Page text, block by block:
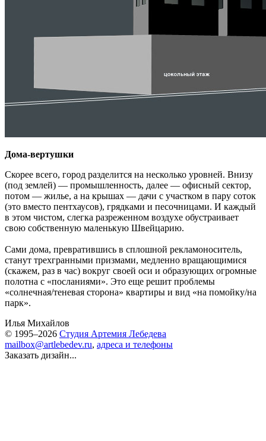
Дома-вертушки
Скорее всего, город разделится на несколько уровней. Внизу
(под землей) — промышленность, далее — офисный сектор,
потом — жилье, а на крышах — дачи с участком в пару соток
(это вместо пентхаусов), грядками и песочницами. И каждый
в этом чистом, слегка разреженном воздухе обустраивает
свою собственную маленькую Швейцарию.
Сами дома, превратившись в сплошной рекламоноситель,
станут трехгранными призмами, медленно вращающимися
(скажем, раз в час) вокруг своей оси и образующих огромные
полотна с «посланиями». Это еще решит проблемы
«солнечная/теневая сторона» квартиры и вид «на помойку/на
парк».
Илья Михайлов
© 1995–2026 Студия Артемия Лебедева
mailbox@artlebedev.ru, адреса и телефоны
Заказать дизайн...